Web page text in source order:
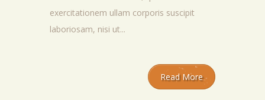
exercitationem ullam corporis suscipit
laboriosam, nisi ut...
Read More